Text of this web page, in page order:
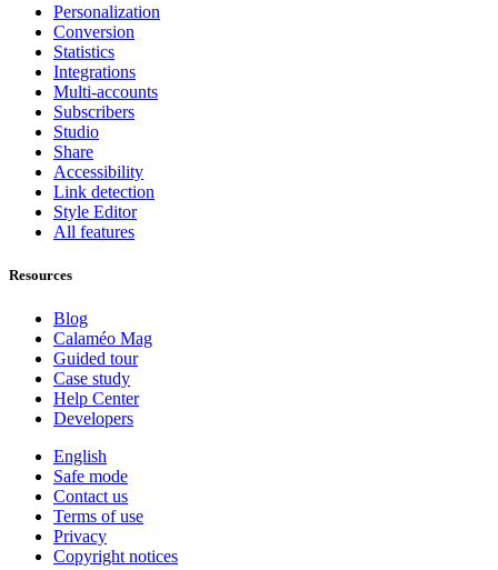
Personalization
Conversion
Statistics
Integrations
Multi-accounts
Subscribers
Studio
Share
Accessibility
Link detection
Style Editor
All features
Resources
Blog
Calaméo Mag
Guided tour
Case study
Help Center
Developers
English
Safe mode
Contact us
Terms of use
Privacy
Copyright notices